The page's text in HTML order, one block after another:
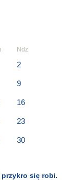
Ndz
2
9
16
23
30
się robi.